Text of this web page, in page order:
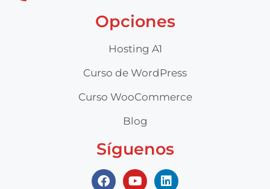
Opciones
Hosting A1
Curso de WordPress
Curso WooCommerce
Blog
Síguenos